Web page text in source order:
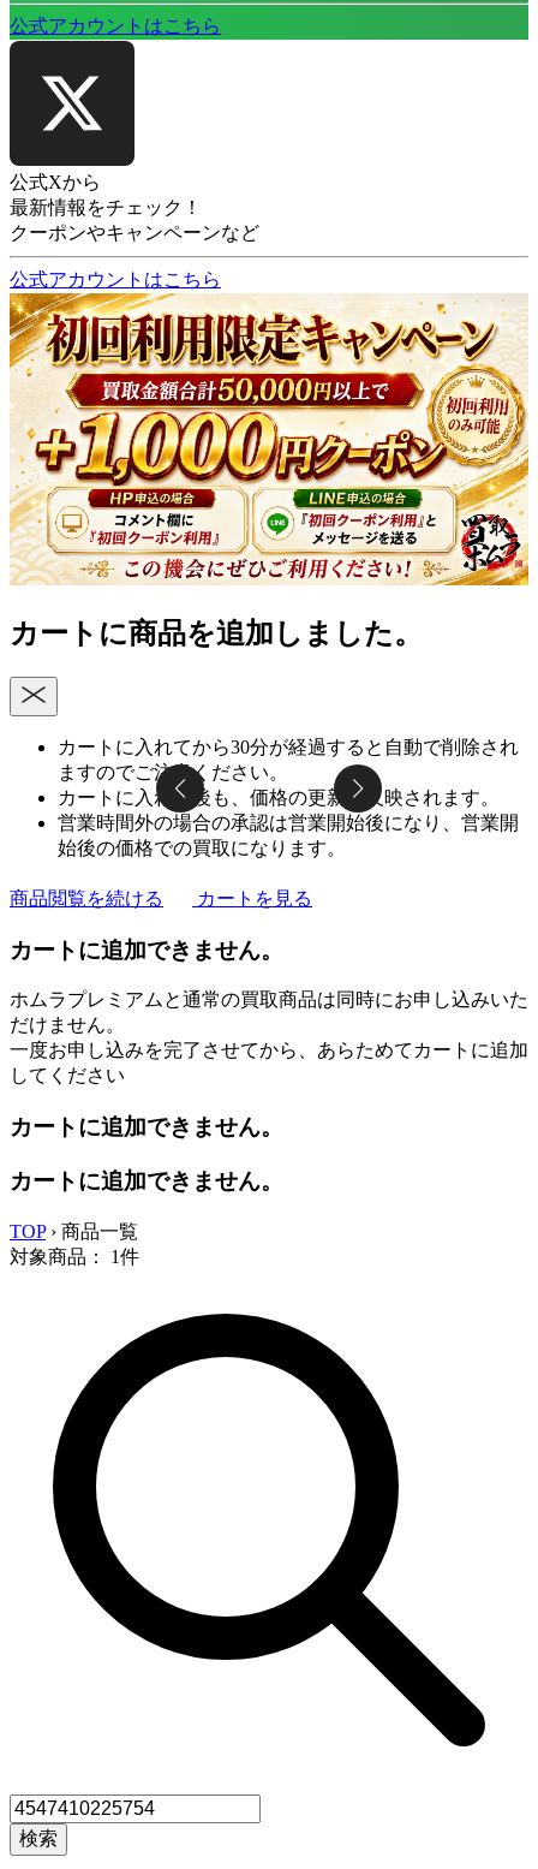
公式アカウントはこちら
公式Xから
最新情報をチェック！
クーポンやキャンペーンなど
公式アカウントはこちら
カートに商品を追加しました。
カートに入れてから30分が経過すると自動で削除され
ますのでご注意ください。
カートに入れた後も、価格の更新は反映されます。
営業時間外の場合の承認は営業開始後になり、営業開
始後の価格での買取になります。
商品閲覧を続ける カートを見る
カートに追加できません。
ホムラプレミアムと通常の買取商品は同時にお申し込みいた
だけません。
一度お申し込みを完了させてから、あらためてカートに追加
してください
カートに追加できません。
カートに追加できません。
TOP › 商品一覧
対象商品：
1件